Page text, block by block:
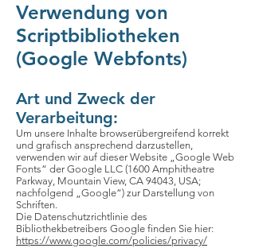
Verwendung von
Scriptbibliotheken
(Google Webfonts)
Art und Zweck der
Verarbeitung:
Um unsere Inhalte browserübergreifend korrekt
und grafisch ansprechend darzustellen,
verwenden wir auf dieser Website „Google Web
Fonts“ der Google LLC (1600 Amphitheatre
Parkway, Mountain View, CA 94043, USA;
nachfolgend „Google“) zur Darstellung von
Schriften.
Die Datenschutzrichtlinie des
Bibliothekbetreibers Google finden Sie hier:
https://www.google.com/policies/privacy/